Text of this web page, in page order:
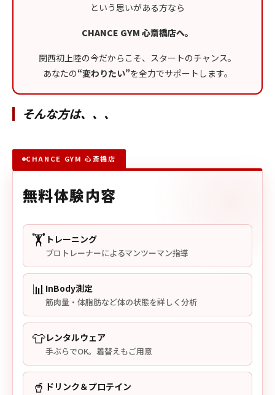
という思いがある方なら
CHANCE GYM 心斎橋店へ。
関西初上陸の今だからこそ、スタートのチャンス。
あなたの“変わりたい”を全力でサポートします。
そんな方は、、、
CHANCE GYM 心斎橋店
無料体験内容
🏋️ トレーニング
プロトレーナーによるマンツーマン指導
📊 InBody測定
筋肉量・体脂肪など体の状態を詳しく分析
👕レンタルウェア
手ぶらでOK。着替えもご用意
🥤 ドリンク＆プロテイン